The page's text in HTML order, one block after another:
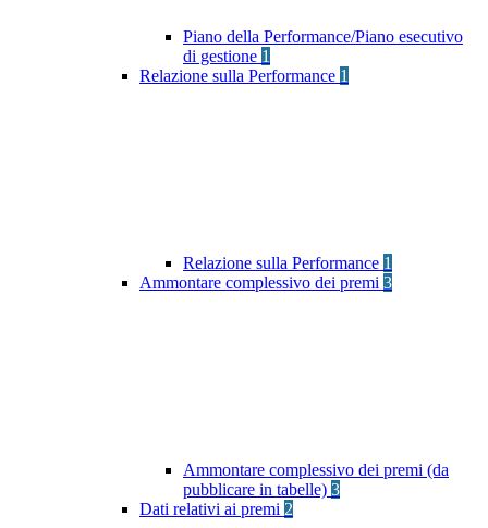
Piano della Performance/Piano esecutivo
di gestione 1
Relazione sulla Performance 1
Relazione sulla Performance 1
Ammontare complessivo dei premi 3
Ammontare complessivo dei premi (da
pubblicare in tabelle) 3
Dati relativi ai premi 2